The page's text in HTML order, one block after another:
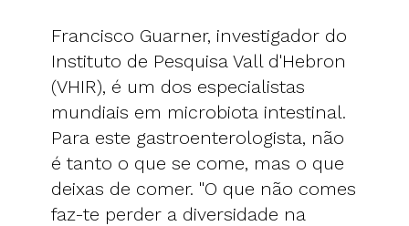
Francisco Guarner, investigador do
Instituto de Pesquisa Vall d'Hebron
(VHIR), é um dos especialistas
mundiais em microbiota intestinal.
Para este gastroenterologista, não
é tanto o que se come, mas o que
deixas de comer. "O que não comes
faz-te perder a diversidade na